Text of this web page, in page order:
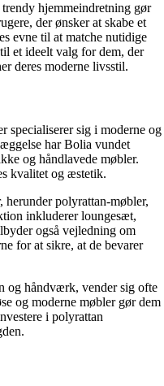
hjemmeindretning gør
der ønsker at skabe et
evne til at matche nutidige
et ideelt valg for dem, der
deres moderne livsstil.
specialiserer sig i moderne og
har Bolia vundet
og håndlavede møbler.
kvalitet og æstetik.
herunder polyrattan-møbler,
inkluderer loungesæt,
også vejledning om
for at sikre, at de bevarer
og håndværk, vender sig ofte
og moderne møbler gør dem
i polyrattan